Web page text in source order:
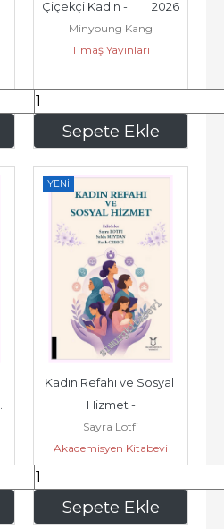
Sepete Ekle
Çiçekçi Kadın -         2026
Minyoung Kang
Timaş Yayınları
225,00
YENI
Sepete Ekle
Kadın Refahı ve Sosyal
Hizmet -
Sayra Lotfi
Akademisyen Kitabevi
630,00